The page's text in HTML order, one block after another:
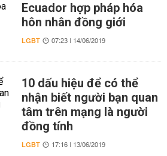
Ecuador hợp pháp hóa
hôn nhân đồng giới
LGBT 07:23 | 14/06/2019
10 dấu hiệu để có thể
nhận biết người bạn quan
tâm trên mạng là người
đồng tính
LGBT 17:16 | 13/06/2019